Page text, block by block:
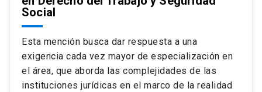
Social
Esta mención busca dar respuesta a una
exigencia cada vez mayor de especialización en
el área, que aborda las complejidades de las
instituciones jurídicas en el marco de la realidad